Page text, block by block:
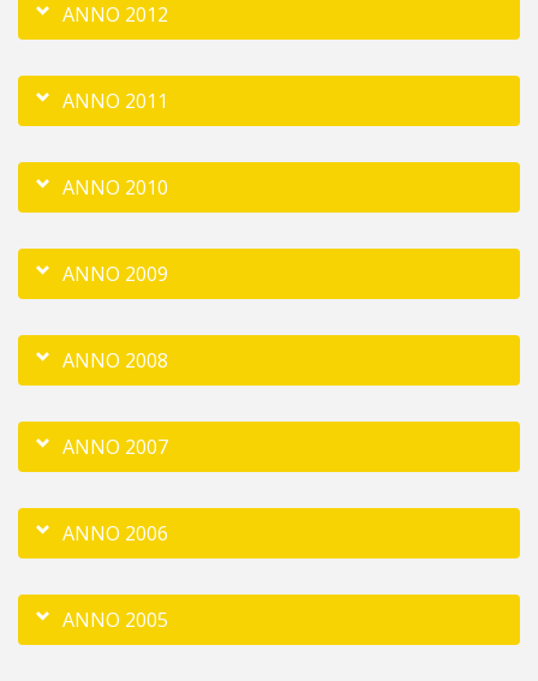
ANNO 2012
ANNO 2011
ANNO 2010
ANNO 2009
ANNO 2008
ANNO 2007
ANNO 2006
ANNO 2005